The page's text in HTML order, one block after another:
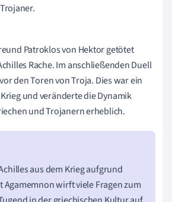
Patroklos von Hektor getötet
Rache. Im anschließenden Duell
den Toren von Troja. Dies war ein
und veränderte die Dynamik
und Trojanern erheblich.
aus dem Krieg aufgrund
Agamemnon wirft viele Fragen zum